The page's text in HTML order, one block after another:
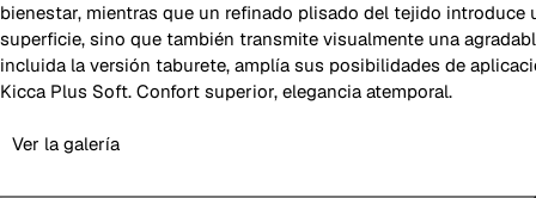
bienestar, mientras que un refinado plisado del tejido
superficie, sino que también transmite visualmente una
incluida la versión taburete, amplía sus posibilidades de
Kicca Plus Soft. Confort superior, elegancia atemporal.
Ver la galería